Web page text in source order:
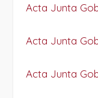
Acta Junta
Acta Junta
Acta Junta